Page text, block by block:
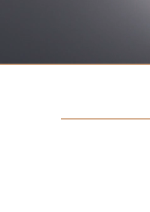
Facebook